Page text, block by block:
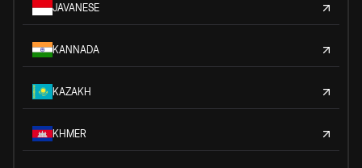
JAVANESE
KANNADA
KAZAKH
KHMER